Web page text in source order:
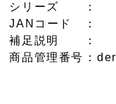
シリーズ
：
JANコード
：
補足説明
：
商品管理番号 ：